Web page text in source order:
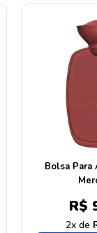
Bolsa Para
R$
2